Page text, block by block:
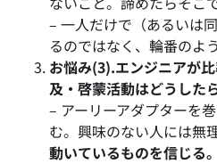
– 一人だけで（あるいは
るのではなく、輪番のよ
お悩み(3).エンジニアが
及・啓蒙活動はどうした
– アーリーアダプターを
む。興味のない人には無
動いているものを信じる。